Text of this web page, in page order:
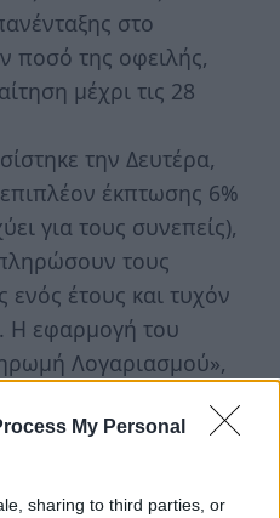
My Personal
sharing to third parties, or
στο
ποσό της οφειλής,
μέχρι τις 28
την Δευτέρα,
έκπτωσης 6%
για τους συνεπείς),
τους
έτους και τυχόν
Η εφαρμογή του
Λογαριασμού»,
και για τα